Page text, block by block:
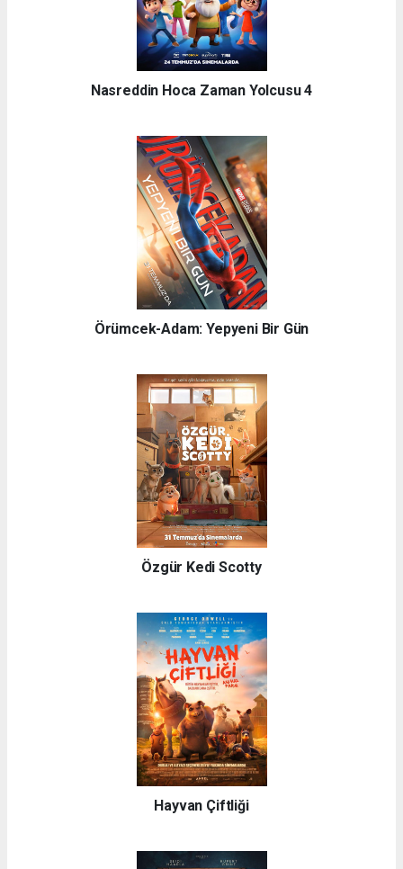
Nasreddin Hoca Zaman Yolcusu 4
Örümcek-Adam: Yepyeni Bir Gün
Özgür Kedi Scotty
Hayvan Çiftliği